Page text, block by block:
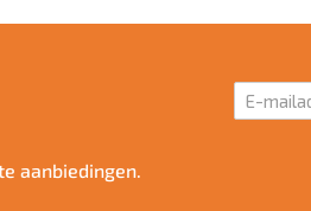
aanbiedingen.